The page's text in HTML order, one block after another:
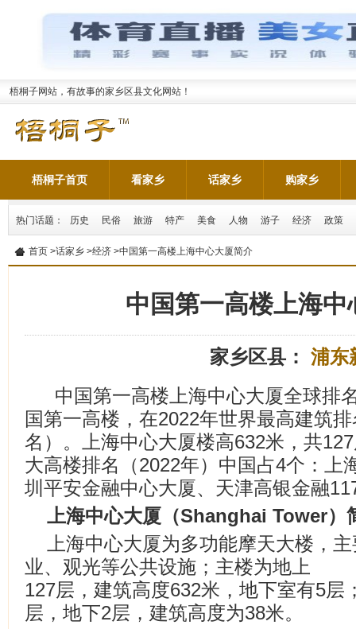
梧桐子网站，有故事的家乡区县文化网站！
梧桐子首页 看家乡 话家乡 购家乡
热门话题： 历史 民俗 旅游 特产 美食 人物 游子 经济 政策
首页 >话家乡 >经济 >中国第一高楼上海中心大厦简介
中国第一高楼上海中
家乡区县： 浦东
中国第一高楼上海中心大厦全球排
国第一高楼，在2022年世界最高建筑
名）。上海中心大厦楼高632米，共
大高楼排名（2022年）中国占4个：上
圳平安金融中心大厦、天津高银金融
上海中心大厦（Shanghai Tower）
上海中心大厦为多功能摩天大楼，
业、观光等公共设施；主楼为地上
127层，建筑高度632米，地下室有5层
层，地下2层，建筑高度为38米。